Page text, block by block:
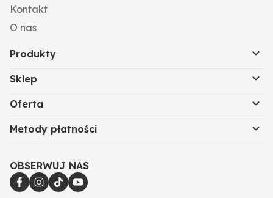
Kontakt
O nas
Produkty
Sklep
Oferta
Metody płatności
OBSERWUJ NAS